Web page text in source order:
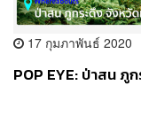
17 กุมภาพันธ์ 2020
POP EYE: ป่าสน ภู